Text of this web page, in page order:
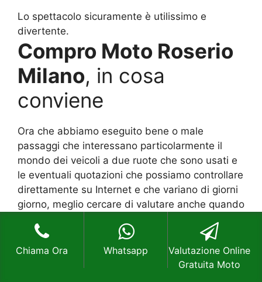
Lo spettacolo sicuramente è utilissimo e
divertente.
Compro Moto Roserio
Milano, in cosa
conviene
Ora che abbiamo eseguito bene o male
passaggi che interessano particolarmente il
mondo dei veicoli a due ruote che sono usati e
le eventuali quotazioni che possiamo controllare
direttamente su Internet e che variano di giorni
giorno, meglio cercare di valutare anche quando
possa convenire e quando meno. Ogni persona
che si avvicina all’acquisto di un veicolo usato
che potrebbe essere considerato utile deve
valutare sempre quale sia l’utilizzo finale e un
Chiama Ora Whatsapp
Valutazione Online
Gratuita Moto